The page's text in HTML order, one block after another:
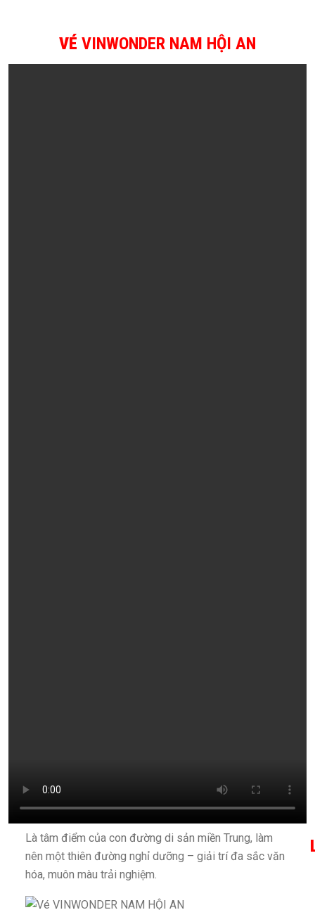
VÉ VINWONDER NAM HỘI AN
Là tâm điểm của con đường di sản miền Trung, làm
nên một thiên đường nghỉ dưỡng – giải trí đa sắc văn
hóa, muôn màu trải nghiệm.